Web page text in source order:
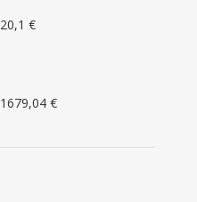
20,1 €
1679,04 €